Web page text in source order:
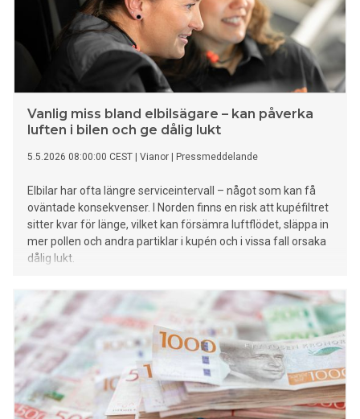
Vanlig miss bland elbilsägare – kan påverka
luften i bilen och ge dålig lukt
5.5.2026 08:00:00 CEST Vianor Pressmeddelande
Elbilar har ofta längre serviceintervall – något som kan få
oväntade konsekvenser. I Norden finns en risk att kupéfiltret
sitter kvar för länge, vilket kan försämra luftflödet, släppa in
mer pollen och andra partiklar i kupén och i vissa fall orsaka
dålig lukt.